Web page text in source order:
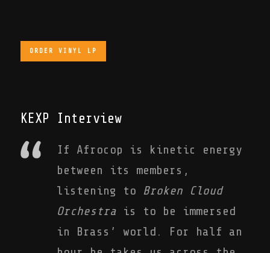
ORDER VINYL LP
KEXP Interview
If Afrocop is kinetic energy
between its members,
listening to Broken Cloud
Orchestra is to be immersed
in Brass’ world. For half an